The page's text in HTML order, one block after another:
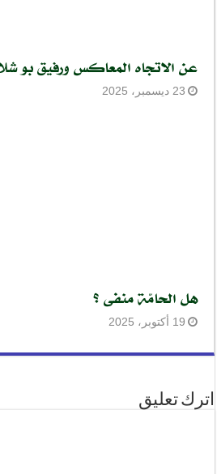
عن الاتجاه المعاكس ورفيق بو
23 ديسمبر، 2025
هل الحامّة منفى ؟
19 أكتوبر، 2025
اترك تعليق